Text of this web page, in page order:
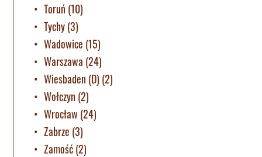
Toruń (10)
Tychy(3)
Wadowice (15)
Warszawa (24)
Wiesbaden (D) (2)
Wołczyn (2)
Wrocław (24)
Zabrze (3)
Zamość(2)